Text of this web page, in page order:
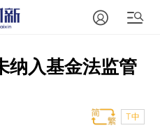
纳入基金法监管
T中